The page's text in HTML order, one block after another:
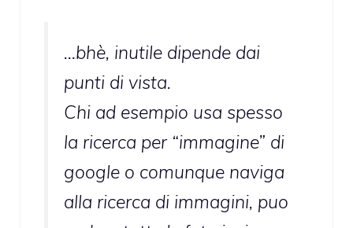
…bhè, inutile dipende dai
punti di vista.
Chi ad esempio usa spesso
la ricerca per “immagine” di
google o comunque naviga
alla ricerca di immagini, puo